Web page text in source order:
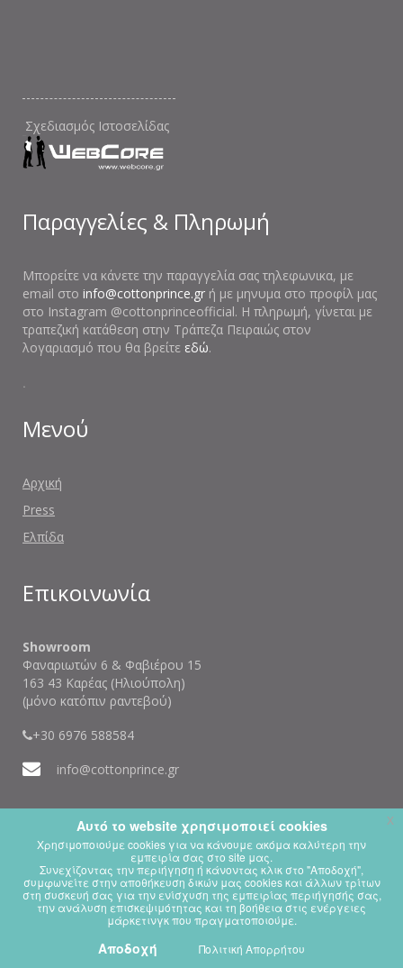
Σχεδιασμός Ιστοσελίδας
Παραγγελίες & Πληρωμή
Μπορείτε να κάνετε την παραγγελία σας τηλεφωνικα, με
email στο info@cottonprince.gr ή με μηνυμα στο προφίλ μας
στο Instagram @cottonprinceofficial. Η πληρωμή, γίνεται με
τραπεζική κατάθεση στην Τράπεζα Πειραιώς στον
λογαριασμό που θα βρείτε εδώ.
Μενού
Αρχική
Press
Ελπίδα
Επικοινωνία
Showroom
Φαναριωτών 6 & Φαβιέρου 15
163 43 Καρέας (Ηλιούπολη)
(μόνο κατόπιν ραντεβού)
+30 6976 588584
info@cottonprince.gr
This website is using cookies.
We use them to give you the best experience. If you continue using our
website, we'll assume that you are happy to receive all cookies on this
website.
Continue Learn more
Αυτό το website χρησιμοποιεί cookies
Χρησιμοποιούμε cookies για να κάνουμε ακόμα καλύτερη την
εμπειρία σας στο site μας.
Συνεχίζοντας την περιήγηση ή κάνοντας κλικ στο "Αποδοχή",
συμφωνείτε στην αποθήκευση δικών μας cookies και άλλων τρίτων
στη συσκευή σας για την ενίσχυση της εμπειρίας περιήγησής σας,
την ανάλυση επισκεψιμότητας και τη βοήθεια στις ενέργειες
μάρκετινγκ που πραγματοποιούμε.
Αποδοχή Πολιτική Απορρήτου
x